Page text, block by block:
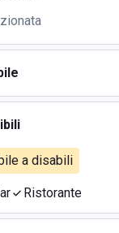
a disabili
Ristorante